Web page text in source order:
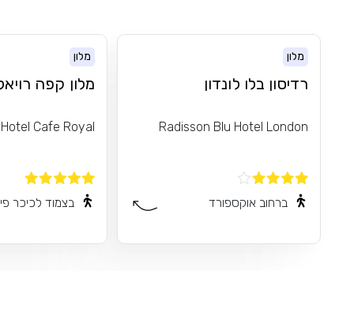
מלון
רדיסון בלו לונדון
Radisson Blu Hotel London
ברחוב אוקספורד
מלון
מלון קפה
Hotel Cafe Royal
בצמוד לכיכר